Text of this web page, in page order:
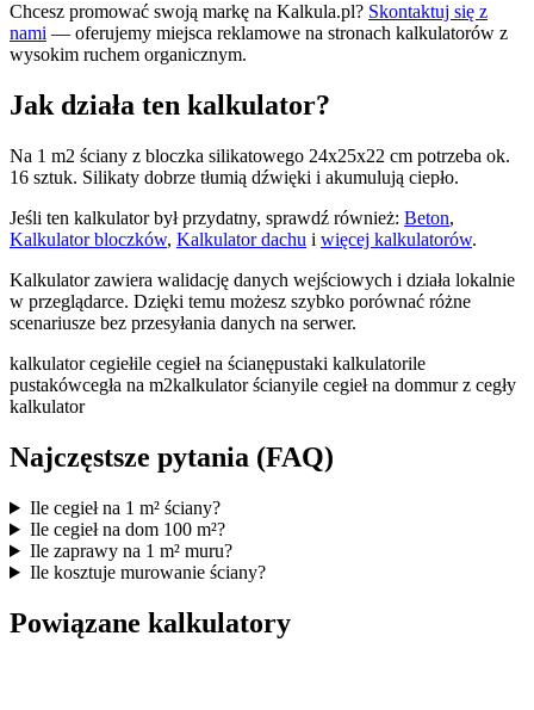
Chcesz promować swoją markę na Kalkula.pl? Skontaktuj się z
nami — oferujemy miejsca reklamowe na stronach kalkulatorów z
wysokim ruchem organicznym.
Jak działa ten kalkulator?
Na 1 m2 ściany z bloczka silikatowego 24x25x22 cm potrzeba ok.
16 sztuk. Silikaty dobrze tłumią dźwięki i akumulują ciepło.
Jeśli ten kalkulator był przydatny, sprawdź również: Beton,
Kalkulator bloczków, Kalkulator dachu i więcej kalkulatorów.
Kalkulator zawiera walidację danych wejściowych i działa lokalnie
w przeglądarce. Dzięki temu możesz szybko porównać różne
scenariusze bez przesyłania danych na serwer.
kalkulator cegiełile cegieł na ścianępustaki kalkulatorile
pustakówcegła na m2kalkulator ścianyile cegieł na dommur z cegły
kalkulator
Najczęstsze pytania (FAQ)
Ile cegieł na 1 m² ściany?
Ile cegieł na dom 100 m²?
Ile zaprawy na 1 m² muru?
Ile kosztuje murowanie ściany?
Powiązane kalkulatory